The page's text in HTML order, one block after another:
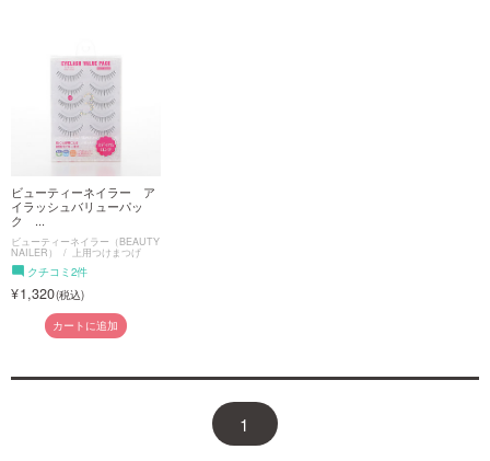
ビューティーネイラー ア
イラッシュバリューパッ
ク ...
ビューティーネイラー（BEAUTY
NAILER） 上用つけまつげ
クチコミ2件
1,320
カートに追加
1